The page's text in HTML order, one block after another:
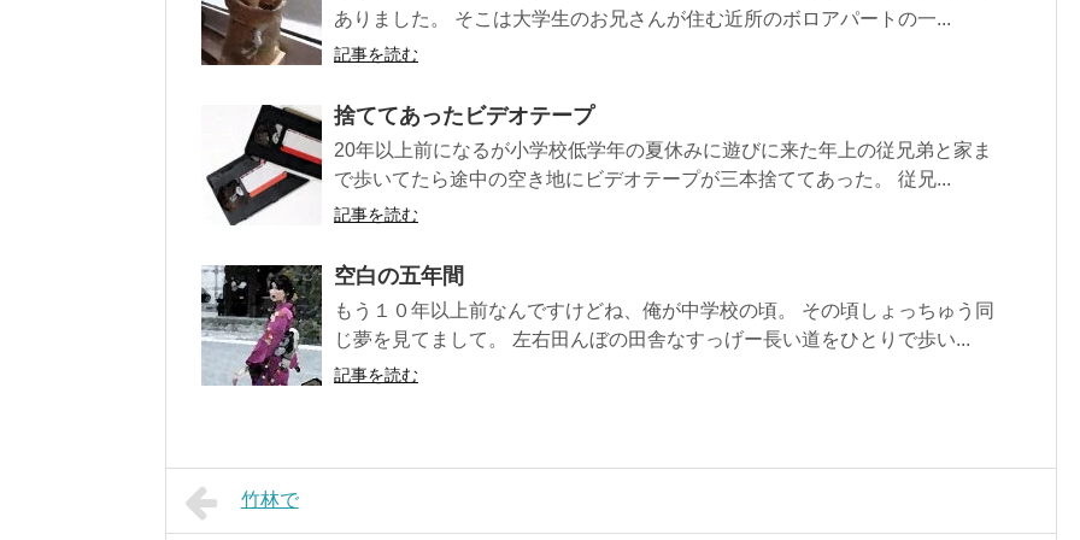
ありました。 そこは大学生のお兄さんが住む近所のボロアパートの一...
記事を読む
捨ててあったビデオテープ
20年以上前になるが小学校低学年の夏休みに遊びに来た年上の従兄弟と家ま
で歩いてたら途中の空き地にビデオテープが三本捨ててあった。 従兄...
記事を読む
空白の五年間
もう１０年以上前なんですけどね、俺が中学校の頃。 その頃しょっちゅう同
じ夢を見てまして。 左右田んぼの田舎なすっげー長い道をひとりで歩い...
記事を読む
竹林で